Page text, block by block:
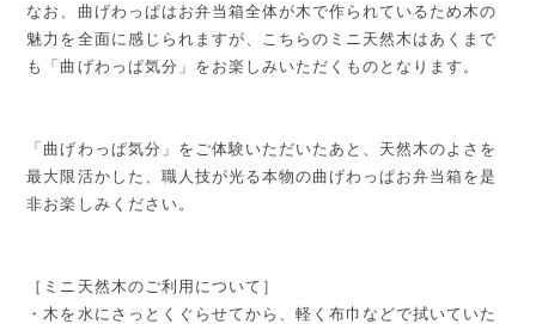
なお、曲げわっぱはお弁当箱全体が木で作られているため木の
魅力を全面に感じられますが、こちらのミニ天然木はあくまで
も「曲げわっぱ気分」をお楽しみいただくものとなります。
「曲げわっぱ気分」をご体験いただいたあと、天然木のよさを
最大限活かした、職人技が光る本物の曲げわっぱお弁当箱を是
非お楽しみください。
［ミニ天然木のご利用について］
・木を水にさっとくぐらせてから、軽く布巾などで拭いていた